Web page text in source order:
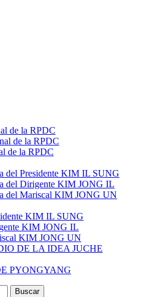
de la RPDC
de la RPDC
de la RPDC
del Presidente KIM IL SUNG
del Dirigente KIM JONG IL
del Mariscal KIM JONG UN
KIM IL SUNG
KIM JONG IL
KIM JONG UN
DE LA IDEA JUCHE
PYONGYANG